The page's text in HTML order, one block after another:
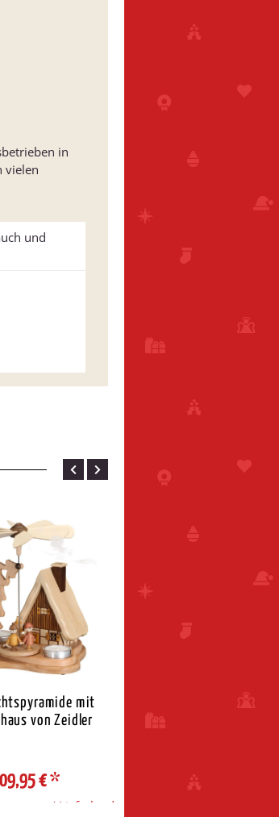
in
vielen
und
mit
von Zeidler
€*
/ Lieferland
Zeidler Pyramide
184,95 €